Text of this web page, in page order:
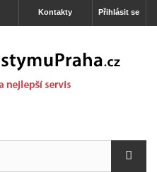
Přihlásit se
Kontakty